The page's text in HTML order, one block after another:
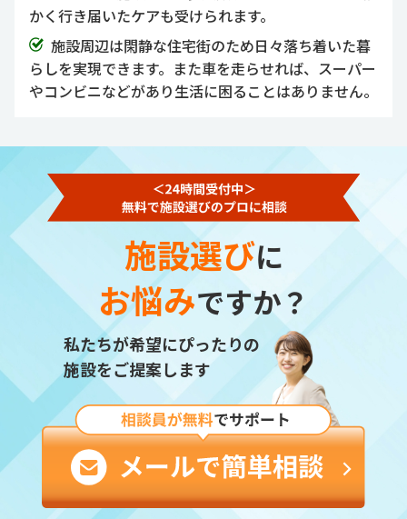
かく行き届いたケアも受けられます。
施設周辺は閑静な住宅街のため日々落ち着いた暮
らしを実現できます。また車を走らせれば、スーパー
やコンビニなどがあり生活に困ることはありません。
施設選びに
お悩みですか？
私たちが希望にぴったりの
施設をご提案します